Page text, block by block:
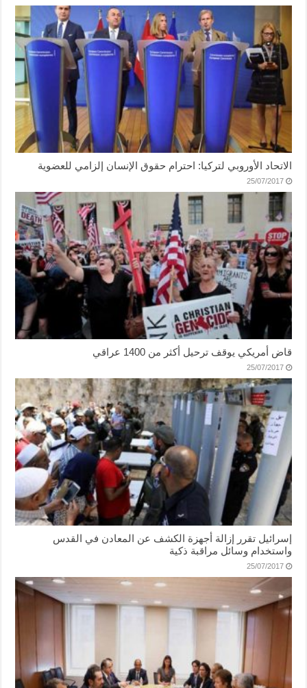
الاتحاد الأوروبي لتركيا: احترام حقوق الإنسان إلزامي للعضوية
25/07/2017
قاض أمريكي يوقف ترحيل أكثر من 1400 عراقي
25/07/2017
إسرائيل تقرر إزالة أجهزة الكشف عن المعادن في القدس
واستخدام وسائل مراقبة ذكية
25/07/2017